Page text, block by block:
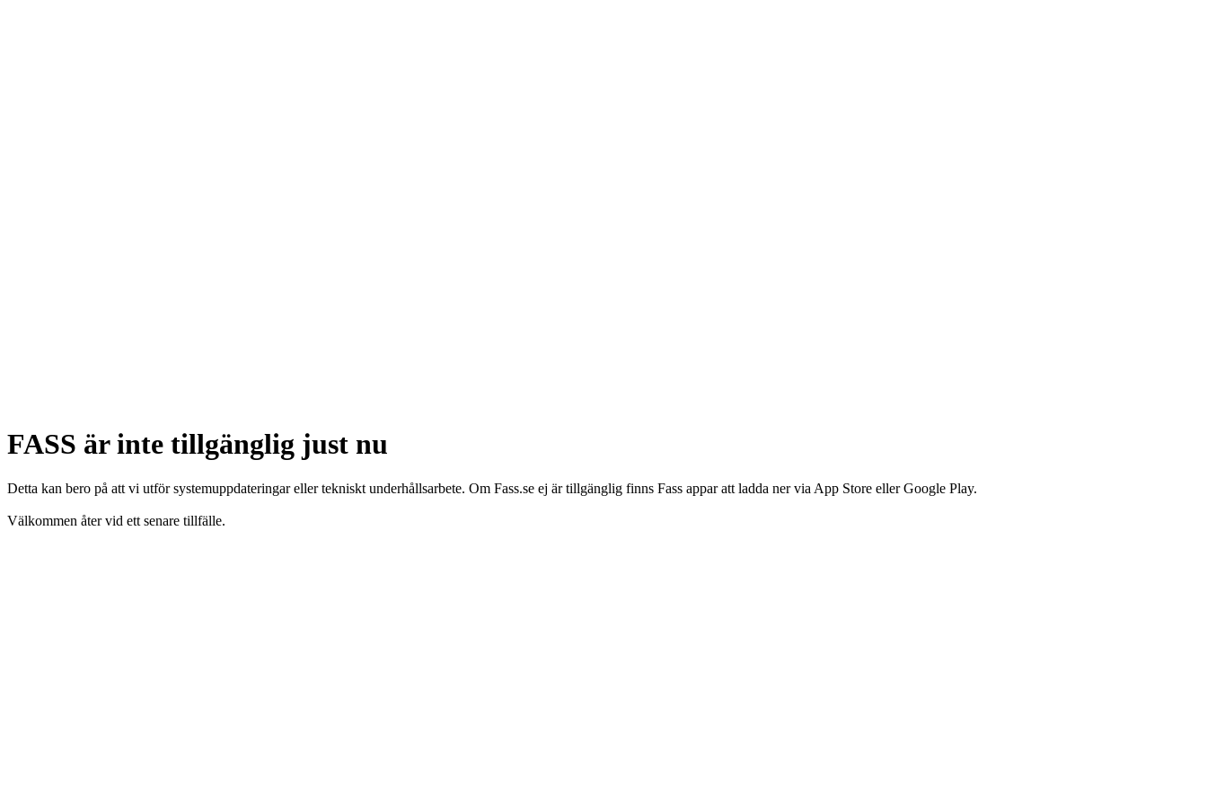
FASS är inte tillgänglig just nu
Detta kan bero på att vi utför systemuppdateringar eller tekniskt underhållsarbete. Om Fass.se ej är tillgänglig finns Fass appar att ladda ner via App Store eller Google Play.
Välkommen åter vid ett senare tillfälle.